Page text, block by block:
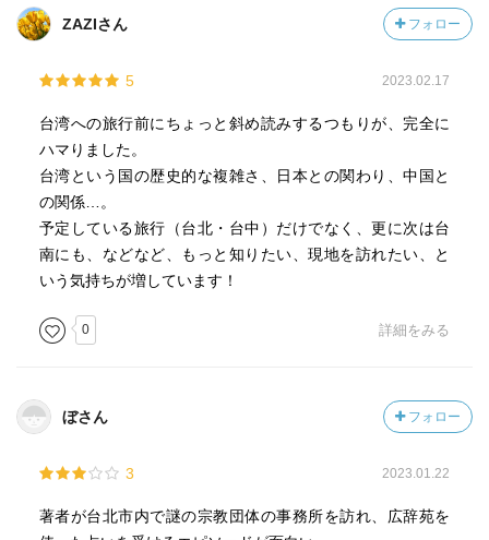
ZAZIさん フォロー
5 2023.02.17
台湾への旅行前にちょっと斜め読みするつもりが、完全に
ハマりました。
台湾という国の歴史的な複雑さ、日本との関わり、中国と
の関係…。
予定している旅行（台北・台中）だけでなく、更に次は台
南にも、などなど、もっと知りたい、現地を訪れたい、と
いう気持ちが増しています！
0 詳細をみる
ぼさん フォロー
3 2023.01.22
著者が台北市内で謎の宗教団体の事務所を訪れ、広辞苑を